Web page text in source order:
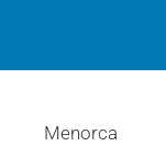
Menorca